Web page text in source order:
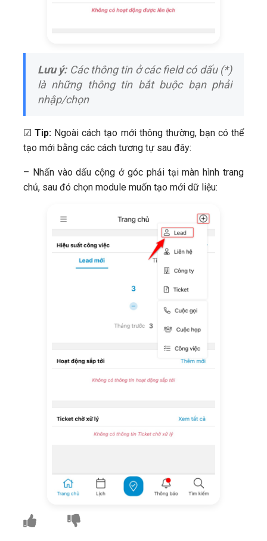
Lưu ý: Các thông tin ở các field có dấu (*)
là những thông tin bắt buộc bạn phải
nhập/chọn
☑Tip: Ngoài cách tạo mới thông thường, bạn có thể
tạo mới bằng các cách tương tự sau đây:
– Nhấn vào dấu cộng ở góc phải tại màn hình trang
chủ, sau đó chọn module muốn tạo mới dữ liệu: